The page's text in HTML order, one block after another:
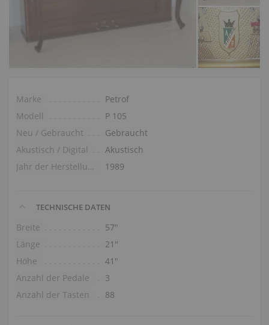
Marke
Petrof
Modell
P 105
Neu / Gebraucht
Gebraucht
Akustisch / Digital
Akustisch
Jahr der Herstellung
1989
TECHNISCHE DATEN
Breite
57″
Länge
21″
Höhe
41″
Anzahl der Pedale
3
Anzahl der Tasten
88